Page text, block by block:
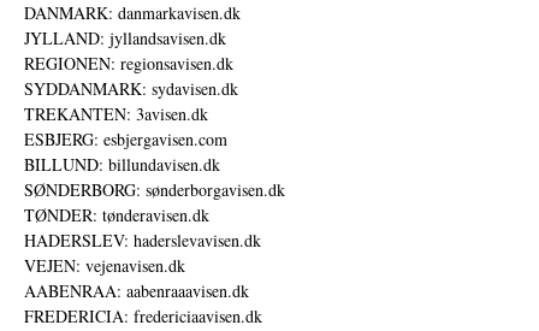
DANMARK: danmarkavisen.dk
JYLLAND: jyllandsavisen.dk
REGIONEN: regionsavisen.dk
SYDDANMARK: sydavisen.dk
TREKANTEN: 3avisen.dk
ESBJERG: esbjergavisen.com
BILLUND: billundavisen.dk
SØNDERBORG: sønderborgavisen.dk
TØNDER: tønderavisen.dk
HADERSLEV: haderslevavisen.dk
VEJEN: vejenavisen.dk
AABENRAA: aabenraaavisen.dk
FREDERICIA: fredericiaavisen.dk